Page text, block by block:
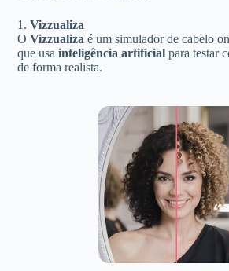
1.Vizzualiza
OVizzualiza é um simulador de cabelo
que usainteligência artificial para testar
de forma realista.